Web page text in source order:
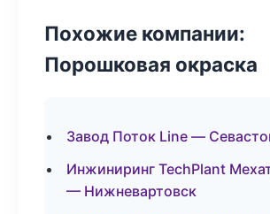
Похожие компании:
Порошковая окраска
Завод Поток Line —
Инжиниринг TechPlant
— Нижневартовск